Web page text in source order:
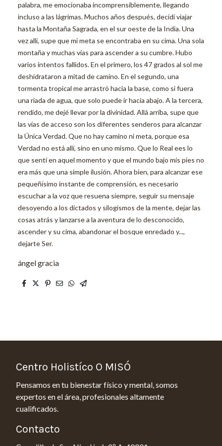
palabra, me emocionaba incomprensiblemente, llegando
incluso a las lágrimas. Muchos años después, decidí viajar
hasta la Montaña Sagrada, en el sur oeste de la India. Una
vez allí, supe que mi meta se encontraba en su cima. Una sola
montaña y muchas vías para ascender a su cumbre. Hubo
varios intentos fallidos. En el primero, los 47 grados al sol me
deshidrataron a mitad de camino. En el segundo, una
tormenta tropical me arrastró hacia la base, como si fuera
una riada de agua, que solo puede ir hacia abajo. A la tercera,
rendido, me dejé llevar por la divinidad. Allá arriba, supe que
las vías de acceso son los diferentes senderos para alcanzar
la Única Verdad. Que no hay camino ni meta, porque esa
Verdad no está allí, sino en uno mismo. Que lo Real ees lo
que sentí en aquel momento y que el mundo bajo mis pies no
era más que una simple ilusión. Ahora bien, para alcanzar ese
pequeñísimo instante de comprensión, es necesario
escuchar a la voz que resuena siempre, seguir su mensaje
desoyendo a los dictados y silogismos de la mente, dejar las
cosas atrás y lanzarse a la aventura de lo desconocido,
ascender y su cima, abandonar el bosque enredado y...,
dejarte Ser.
ángel gracia
Centro Holistíco O MISÓ
Pensamos en tu bienestar físico y mental, somos
expertos en el área, profesionales altamente
cualificados.
Contacto